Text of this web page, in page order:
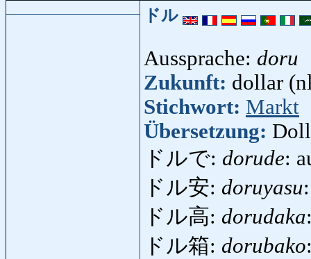
ドル
Aussprache: doru
Zukunft: dollar
Stichwort: Markt
Übersetzung:
ドルで: dorude:
ドル安: doruyasu
ドル高: dorudaka
ドル箱: dorubako